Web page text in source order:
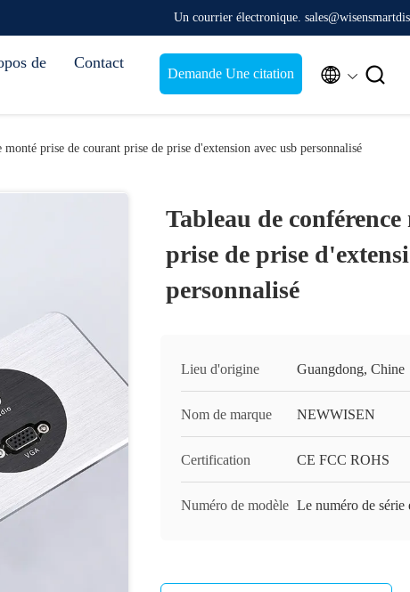
Un courrier électronique.
de
Contact
Demande Une citation  
monté prise de courant prise de prise d'extension avec usb personnalisé
Tableau de
prise de prise
personnalisé
Lieu d'origine Guangdong, Chine
Nom de marque NEWWISEN
Certification CE FCC ROHS
Numéro de modèle Le numéro de série